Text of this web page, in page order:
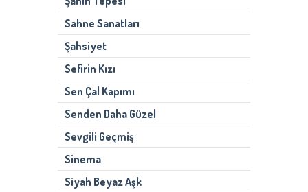
Sahne Sanatları
Şahsiyet
Sefirin Kızı
Sen Çal Kapımı
Senden Daha Güzel
Sevgili Geçmiş
Sinema
Siyah Beyaz Aşk